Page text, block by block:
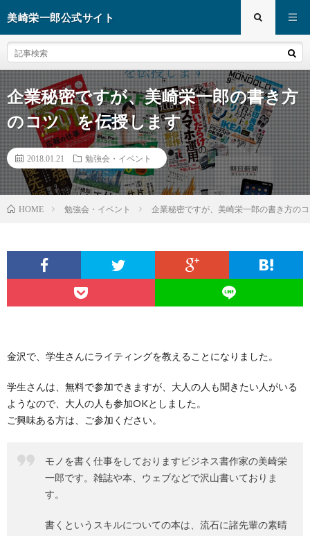
美崎栄一郎公式サイト
企業秘密ですが、美崎栄一郎の書き方
のコツ を伝授します
2018.01.21 勉強会・イベント
HOME 勉強会・イベント 企業秘密ですが、美崎栄一郎の書き方の
金沢で、学生さんにライティングを教えることになりました。
学生さんは、無料で参加できますが、大人の人も聞きたい人がいる
ようなので、大人の人も参加OKとしました。
ご興味ある方は、ご参加ください。
モノを書く仕事をしておりますビジネス書作家の美崎栄
一郎です。雑誌や本、ウェブなどで沢山書いておりま
す。
書くというスキルについての本は、流石に諸先輩の素晴